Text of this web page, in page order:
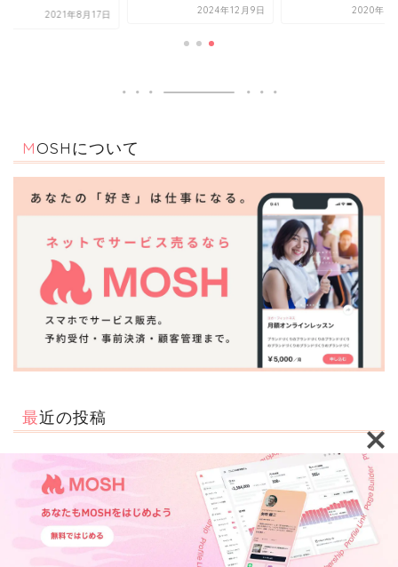
2021年8月17日 2024年12月9日 2020年5
MOSHについて
最近の投稿
【MOSH Letter #27】2026年7月 MOSH機能アップデー
ト・カスタマーサポート営業日変更と臨時休業のご案内
【MOSH Letter #26】2026年6月 MOSH機能アップデー
活用事例 ウェビナー・イベント